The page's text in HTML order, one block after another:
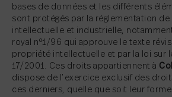
bases de données et les différents
sont protégés par la réglementation
intellectuelle et industrielle,
royal nº1/96 qui approuve le texte
propriété intellectuelle et par la loi sur
17/2001. Ces droits appartiennent à
dispose de l’exercice exclusif des
ces derniers, quelle que soit leur